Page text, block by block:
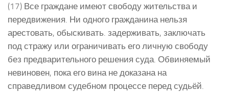
(17) Все граждане имеют свободу жительства и
передвижения. Ни одного гражданина нельзя
арестовать, обыскивать. задерживать, заключать
под стражу или ограничивать его личную свободу
без предварительного решения суда. Обвиняемый
невиновен, пока его вина не доказана на
справедливом судебном процессе перед судьёй.